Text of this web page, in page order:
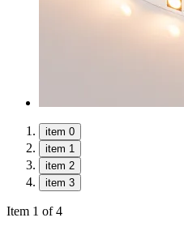
item 0
item 1
item 2
item 3
Item 1 of 4